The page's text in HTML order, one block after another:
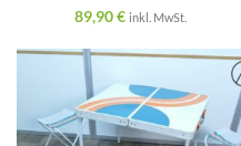
89,90€ inkl. MwSt.